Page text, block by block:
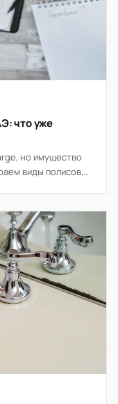
что уже
но имущество
виды полисов,